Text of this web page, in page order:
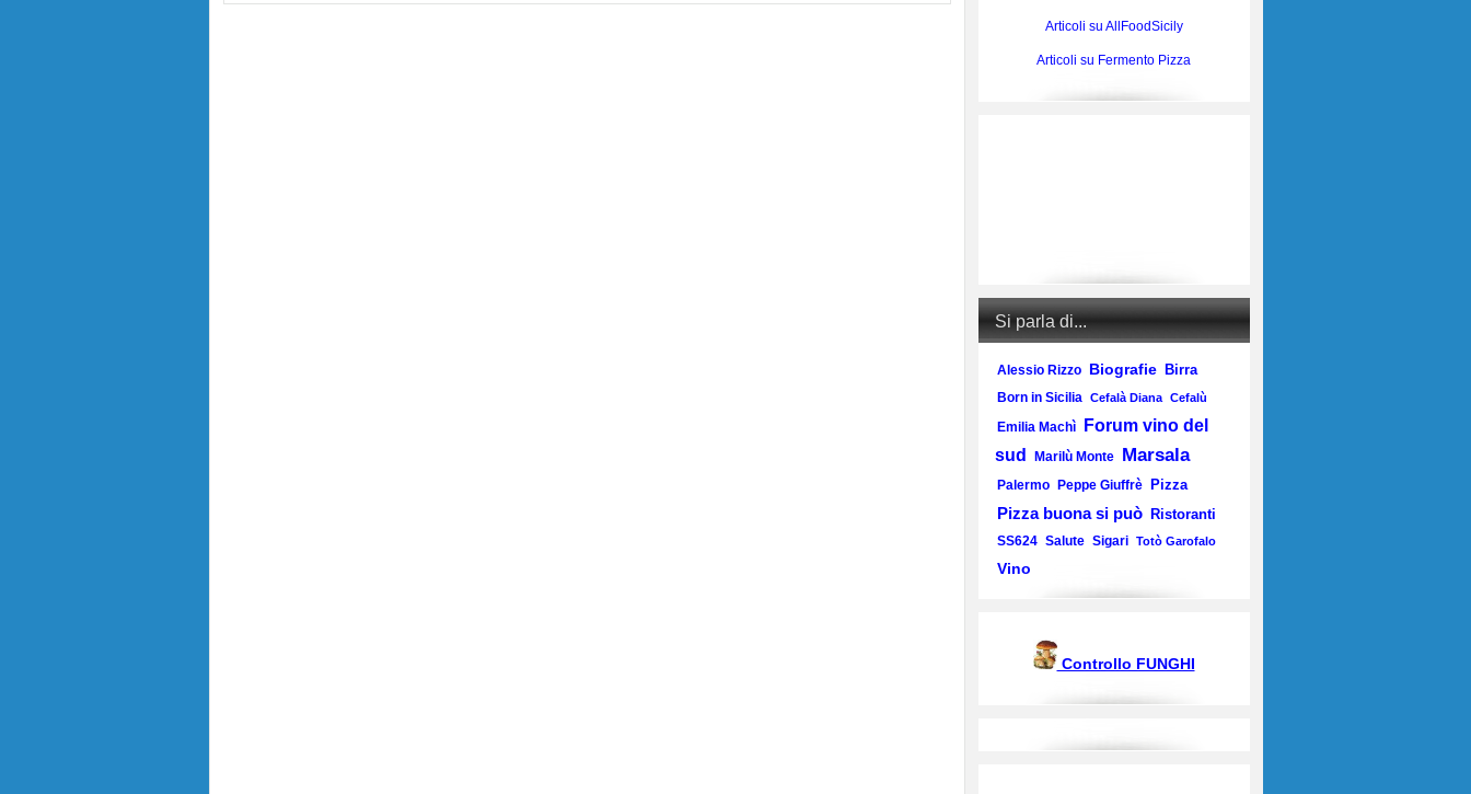
Articoli su AllFoodSicily
Articoli su Fermento Pizza
Si parla di...
Alessio Rizzo Biografie Birra
Born in Sicilia Cefalà Diana Cefalù
Emilia Machì
Forum vino del
sud
Marilù Monte Marsala
Palermo Peppe Giuffrè Pizza
Pizza buona si può Ristoranti
SS624 Salute Sigari Totò Garofalo
Vino
Controllo FUNGHI